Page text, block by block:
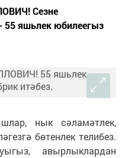
Сезне
55 яшьлек юбилеегыз
нык сәламәтлек,
бөтенлек телибез.
авырлыклардан